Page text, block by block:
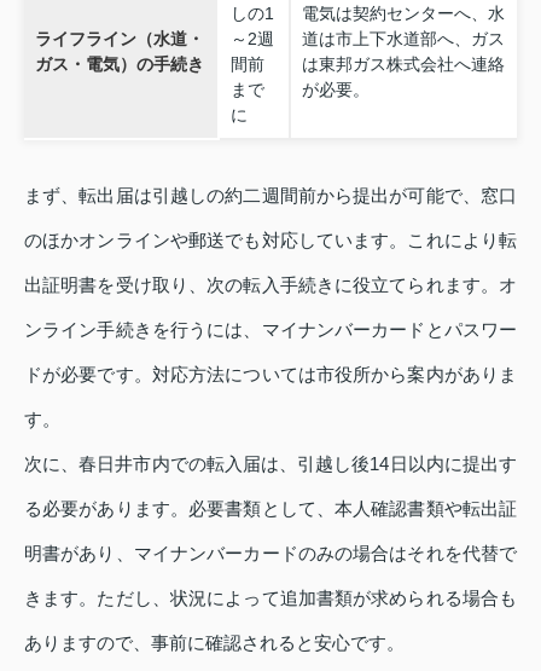
ライフライン（水道・
ガス・電気）の手続き
しの1
～2週
間前
まで
に
電気は契約センターへ、水
道は市上下水道部へ、ガス
は東邦ガス株式会社へ連絡
が必要。
まず、転出届は引越しの約二週間前から提出が可能で、窓口
のほかオンラインや郵送でも対応しています。これにより転
出証明書を受け取り、次の転入手続きに役立てられます。オ
ンライン手続きを行うには、マイナンバーカードとパスワー
ドが必要です。対応方法については市役所から案内がありま
す。
次に、春日井市内での転入届は、引越し後14日以内に提出す
る必要があります。必要書類として、本人確認書類や転出証
明書があり、マイナンバーカードのみの場合はそれを代替で
きます。ただし、状況によって追加書類が求められる場合も
ありますので、事前に確認されると安心です。